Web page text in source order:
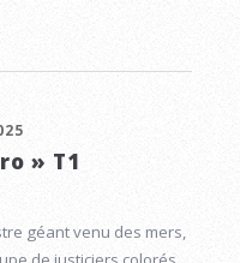
» T1
géant venu des mers,